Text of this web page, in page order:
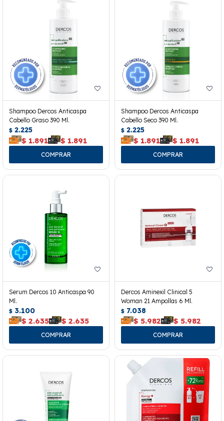
Shampoo Dercos Anticaspa
Cabello Graso 390 Ml.
$ 2.225
$ 1.891 $ 1.891
Shampoo Dercos Anticaspa
Cabello Seco 390 Ml.
$ 2.225
$ 1.891 $ 1.891
Serum Dercos 10 Anticaspa 90
Ml.
$ 3.100
$ 2.635 $ 2.635
Dercos Aminexil Clinical 5
Woman 21 Ampollas 6 Ml.
$ 7.038
$ 5.982 $ 5.982